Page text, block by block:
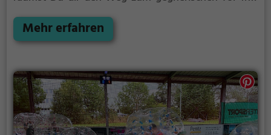
ist seit 2016, der Anbieter für Bubble Soccer, Bubble
Football oder auch Zorbing genannt. Egal ob
einen schönen Tag mit Freunden verbringen, Bubble
Soccer ist in dem Fall genau das Richtige!
Mehr erfahren